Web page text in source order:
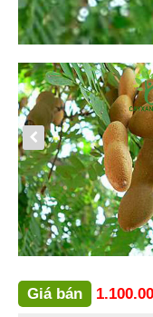
Giá bán